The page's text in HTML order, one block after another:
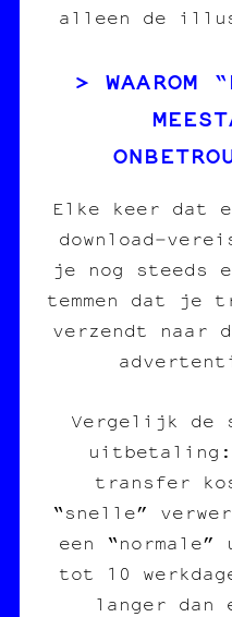
alleen de
WAAROM
Elke keer dat
je nog steeds
temmen dat je
verzendt naar
Vergelijk de
uitbetaling:
transfer
“snelle”
een
tot 10
langer dan